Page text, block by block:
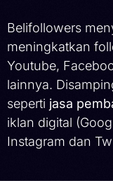
Belifollowers
meningkatkan
Youtube,
lainnya.
seperti jasa
iklan digital
Instagram dan